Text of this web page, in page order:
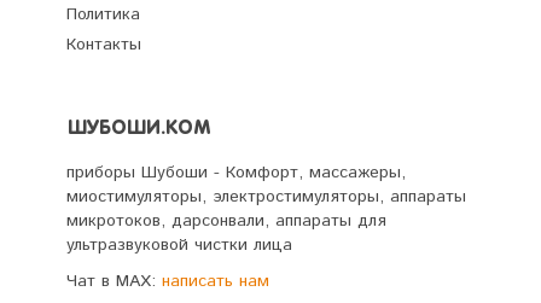
Политика
Контакты
ШУБОШИ.КОМ
приборы Шубоши - Комфорт, массажеры,
миостимуляторы, электростимуляторы, аппараты
микротоков, дарсонвали, аппараты для
ультразвуковой чистки лица
Чат в MAX: написать нам